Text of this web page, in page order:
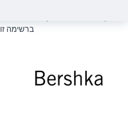
ברשימה זו